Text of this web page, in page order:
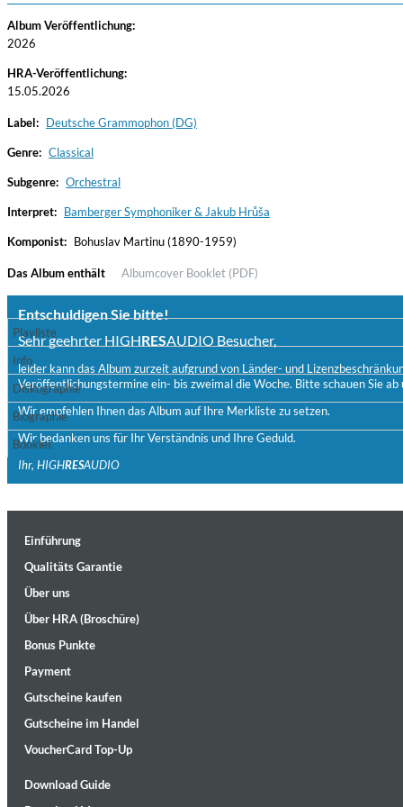
Convergence (Reference Edition)
Malia, Boris Blank
Maximum Swing: The Unissued 1965 Half Note Recordings (Stereo
Album Veröffentlichung:
2026
HRA-Veröffentlichung:
15.05.2026
Label: Deutsche Grammophon (DG)
Genre: Classical
Subgenre: Orchestral
Interpret: Bamberger Symphoniker & Jakub Hrůša
Komponist: Bohuslav Martinu (1890-1959)
Das Album enthält Albumcover Booklet (PDF)
Entschuldigen Sie bitte!
Sehr geehrter HIGHRESAUDIO Besucher,
leider kann das Album zurzeit aufgrund von Länder- und
Veröffentlichungstermine ein- bis zweimal die Woche. Bitte schauen Sie ab
Wir empfehlen Ihnen das Album auf Ihre Merkliste zu setzen.
Wir bedanken uns für Ihr Verständnis und Ihre Geduld.
Ihr, HIGHRESAUDIO
Playliste
Info
Diskographie
Biographie
Booklet
Einführung
Qualitäts Garantie
Über uns
Über HRA (Broschüre)
Bonus Punkte
Payment
Gutscheine kaufen
Gutscheine im Handel
VoucherCard Top-Up
Download Guide